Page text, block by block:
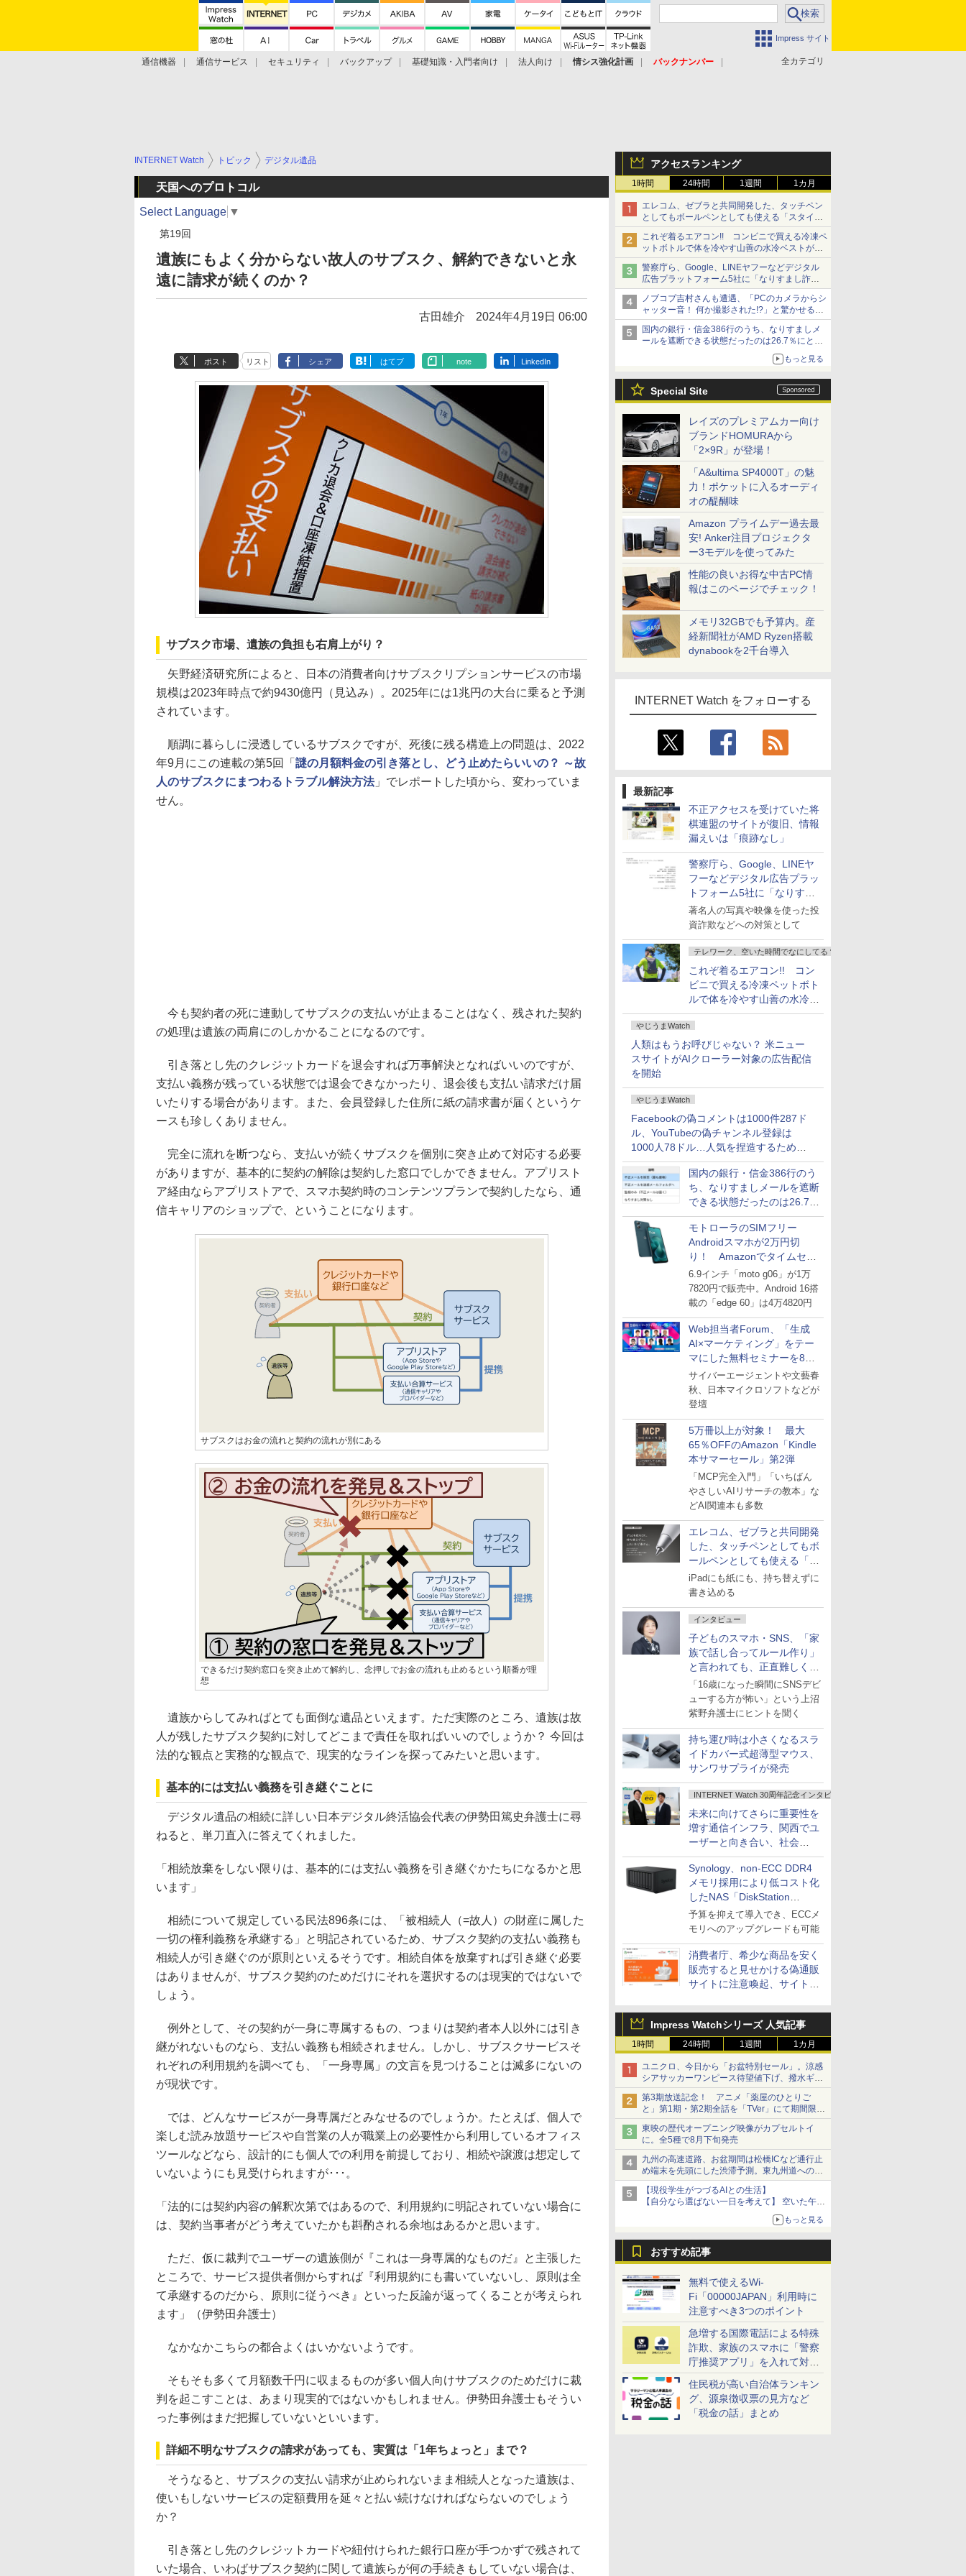
Impress サイト
全カテゴリ
通信機器 通信サービス セキュリティ バックアップ 基礎知識・入門者向け 法人向け 情シス強化計画
バックナンバー
アクセスランキング
1時間 24時間 1週間 1カ月
エレコム、ゼブラと共同開発した、タッチペン
としてもボールペンとしても使える「スタイラ
スツーウェイ」発売 iPadにも紙にも、持ち替
えずに書き込める
これぞ着るエアコン!! コンビニで買える冷凍ペ
ットボトルで体を冷やす山善の水冷ベストがロ
ードバイクにちょうどいい【ぼっち・ざ・ろー
ど！その14】【空いた時間でなにしてる？】
警察庁ら、Google、LINEヤフーなどデジタル
広告プラットフォーム5社に「なりすまし詐欺
広告」対策強化を要請 著名人の写真や映像を
使った投資詐欺などへの対策として
ノブコブ吉村さんも遭遇、「PCのカメラからシ
ャッター音！ 何か撮影された!?」と驚かせる手
口とは？【それってネット詐欺ですよ！】
国内の銀行・信金386行のうち、なりすましメ
ールを遮断できる状態だったのは26.7％にとど
まる～GMOブランドセキュリティ調査
もっと見る
Special Site
レイズのプレミアムカー向け
ブランドHOMURAから
「2×9R」が登場！
「A&ultima SP4000T」の魅
力！ポケットに入るオーディ
オの醍醐味
Amazon プライムデー過去最
安! Anker注目プロジェクタ
ー3モデルを使ってみた
性能の良いお得な中古PC情
報はこのページでチェック！
メモリ32GBでも予算内。産
経新聞社がAMD Ryzen搭載
dynabookを2千台導入
INTERNET Watch をフォローする
最新記事
不正アクセスを受けていた将
棋連盟のサイトが復旧、情報
漏えいは「痕跡なし」
警察庁ら、Google、LINEヤ
フーなどデジタル広告プラッ
トフォーム5社に「なりすま
し詐欺広告」対策強化を要請
著名人の写真や映像を使った投
資詐欺などへの対策として
テレワーク、空いた時間でなにしてる？
これぞ着るエアコン!! コン
ビニで買える冷凍ペットボト
ルで体を冷やす山善の水冷ベ
ストがロードバイクにちょう
どいい【ぼっち・ざ・ろー
ど！その14】
やじうまWatch
人類はもうお呼びじゃない？ 米ニュー
スサイトがAIクローラー対象の広告配信
を開始
やじうまWatch
Facebookの偽コメントは1000件287ド
ル、YouTubeの偽チャンネル登録は
1000人78ドル…人気を捏造するための
価格リストが公開中
国内の銀行・信金386行のう
ち、なりすましメールを遮断
できる状態だったのは26.7％
にとどまる～GMOブランド
セキュリティ調査
モトローラのSIMフリー
Androidスマホが2万円切
り！ Amazonでタイムセー
ル
6.9インチ「moto g06」が1万
7820円で販売中。Android 16搭
載の「edge 60」は4万4820円
Web担当者Forum、「生成
AI×マーケティング」をテー
マにした無料セミナーを8月
27日にオンライン開催
サイバーエージェントや文藝春
秋、日本マイクロソフトなどが
登壇
5万冊以上が対象！ 最大
65％OFFのAmazon「Kindle
本サマーセール」第2弾
「MCP完全入門」「いちばん
やさしいAIリサーチの教本」な
どAI関連本も多数
エレコム、ゼブラと共同開発
した、タッチペンとしてもボ
ールペンとしても使える「ス
タイラスツーウェイ」発売
iPadにも紙にも、持ち替えずに
書き込める
インタビュー
子どものスマホ・SNS、「家
族で話し合ってルール作り」
と言われても、正直難しくな
いですか？
「16歳になった瞬間にSNSデビ
ューする方が怖い」という上沼
紫野弁護士にヒントを聞く
持ち運び時は小さくなるスラ
イドカバー式超薄型マウス、
サンワサプライが発売
INTERNET Watch 30周年記念インタビュー
未来に向けてさらに重要性を
増す通信インフラ、関西でユ
ーザーと向き合い、社会
の“あたらしい”を起動し続け
る～オプテージ
Synology、non-ECC DDR4
メモリ採用により低コスト化
したNAS「DiskStation
neo+」シリーズ
予算を抑えて導入でき、ECCメ
モリへのアップグレードも可能
消費者庁、希少な商品を安く
販売すると見せかける偽通販
サイトに注意喚起、サイト名
Impress Watchシリーズ 人気記事
1時間 24時間 1週間 1カ月
ユニクロ、今日から「お盆特別セール」。涼感
シアサッカーワンピース待望値下げ、撥水ギア
ショーツは1990円に
第3期放送記念！ アニメ「薬屋のひとりご
と」第1期・第2期全話を「TVer」にて期間限定
で順次無料配信開始
東映の歴代オープニング映像がカプセルトイ
に。全5種で8月下旬発売
九州の高速道路、お盆期間は松橋ICなど通行止
め端末を先頭にした渋滞予測。東九州道への迂
回は料金調整を実施
【現役学生がつづるAIとの生活】
【自分なら選ばない一日を考えて】 空いた午後
をチャッピーに捧げたら、思わぬ絶景に出会っ
もっと見る
おすすめ記事
無料で使えるWi-
Fi「00000JAPAN」利用時に
注意すべき3つのポイント
急増する国際電話による特殊
詐欺、家族のスマホに「警察
庁推奨アプリ」を入れて対策
しよう！
住民税が高い自治体ランキン
グ、源泉徴収票の見方など
「税金の話」まとめ
INTERNET Watch トピック デジタル遺品
天国へのプロトコル
Select Language ▼
第19回
遺族にもよく分からない故人のサブスク、解約できないと永
遠に請求が続くのか？
古田雄介 2024年4月19日 06:00
ポスト リスト シェア はてブ note LinkedIn
サブスク市場、遺族の負担も右肩上がり？
矢野経済研究所によると、日本の消費者向けサブスクリプションサービスの市場
規模は2023年時点で約9430億円（見込み）。2025年には1兆円の大台に乗ると予測
されています。
順調に暮らしに浸透しているサブスクですが、死後に残る構造上の問題は、2022
年9月にこの連載の第5回「 謎の月額料金の引き落とし、どう止めたらいいの？ ～故
人のサブスクにまつわるトラブル解決方法」でレポートした頃から、変わっていま
せん。
今も契約者の死に連動してサブスクの支払いが止まることはなく、残された契約
の処理は遺族の両肩にのしかかることになるのです。
引き落とし先のクレジットカードを退会すれば万事解決となればいいのですが、
支払い義務が残っている状態では退会できなかったり、退会後も支払い請求だけ届
いたりする場合があります。また、会員登録した住所に紙の請求書が届くというケ
ースも珍しくありません。
完全に流れを断つなら、支払いが続くサブスクを個別に突き止めて対応する必要
がありますが、基本的に契約の解除は契約した窓口でしかできません。アプリスト
ア経由ならアプリストアで、スマホ契約時のコンテンツプランで契約したなら、通
信キャリアのショップで、ということになります。
サブスクはお金の流れと契約の流れが別にある
できるだけ契約窓口を突き止めて解約し、念押しでお金の流れも止めるという順番が理
想
遺族からしてみればとても面倒な遺品といえます。ただ実際のところ、遺族は故
人が残したサブスク契約に対してどこまで責任を取ればいいのでしょうか？ 今回は
法的な観点と実務的な観点で、現実的なラインを探ってみたいと思います。
基本的には支払い義務を引き継ぐことに
デジタル遺品の相続に詳しい日本デジタル終活協会代表の伊勢田篤史弁護士に尋
ねると、単刀直入に答えてくれました。
「相続放棄をしない限りは、基本的には支払い義務を引き継ぐかたちになるかと思
います」
相続について規定している民法896条には、「被相続人（=故人）の財産に属した
一切の権利義務を承継する」と明記されているため、サブスク契約の支払い義務も
相続人が引き継ぐのが原則といえるそうです。相続自体を放棄すれば引き継ぐ必要
はありませんが、サブスク契約のためだけにそれを選択するのは現実的ではないで
しょう。
例外として、その契約が一身に専属するもの、つまりは契約者本人以外には引き
継がれないものなら、支払い義務も相続されません。しかし、サブスクサービスそ
れぞれの利用規約を調べても、「一身専属」の文言を見つけることは滅多にないの
が現状です。
では、どんなサービスが一身専属だとみなせるのでしょうか。たとえば、個人で
楽しむ読み放題サービスや自営業の人が職業上の必要性から利用しているオフィス
ツールなどなら、設計的にも個人での利用を前提しており、相続や譲渡は想定して
いないようにも見受けられますが･･･。
「法的には契約内容の解釈次第ではあるので、利用規約に明記されていない場合に
は、契約当事者がどう考えていたかも斟酌される余地はあるかと思います。
ただ、仮に裁判でユーザーの遺族側が『これは一身専属的なものだ』と主張した
ところで、サービス提供者側からすれば『利用規約にも書いていないし、原則は全
て承継するのだから、原則に従うべき』といった反論が返ってくることが考えられ
ます」（伊勢田弁護士）
なかなかこちらの都合よくはいかないようです。
そもそも多くて月額数千円に収まるものが多い個人向けサブスクのためだけに裁
判を起こすことは、あまり現実的ではないかもしれません。伊勢田弁護士もそうい
った事例はまだ把握していないといいます。
詳細不明なサブスクの請求があっても、実質は「1年ちょっと」まで？
そうなると、サブスクの支払い請求が止められないまま相続人となった遺族は、
使いもしないサービスの定額費用を延々と払い続けなければならないのでしょう
か？
引き落とし先のクレジットカードや紐付けられた銀行口座が手つかずで残されて
いた場合、いわばサブスク契約に関して遺族らが何の手続きもしていない場合は、